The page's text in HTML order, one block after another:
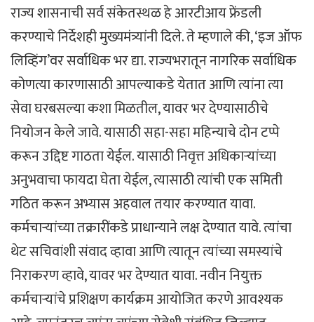
राज्य शासनाची सर्व संकेतस्थळ हे आरटीआय फ्रेंडली
करण्याचे निर्देशही मुख्यमंत्र्यांनी दिले. ते म्हणाले की, ‘इज ऑफ
लिव्हिंग’वर सर्वाधिक भर द्या. राज्यभरातून नागरिक सर्वाधिक
कोणत्या कारणासाठी आपल्याकडे येतात आणि त्यांना त्या
सेवा घरबसल्या कशा मिळतील, यावर भर देण्यासाठीचे
नियोजन केले जावे. यासाठी सहा-सहा महिन्याचे दोन टप्पे
करून उद्दिष्ट गाठता येईल. यासाठी निवृत्त अधिकाऱ्यांच्या
अनुभवाचा फायदा घेता येईल, त्यासाठी त्यांची एक समिती
गठित करून अभ्यास अहवाल तयार करण्यात यावा.
कर्मचाऱ्यांच्या तक्रारींकडे प्राधान्याने लक्ष देण्यात यावे. त्यांचा
थेट सचिवांशी संवाद व्हावा आणि त्यातून त्यांच्या समस्यांचे
निराकरण व्हावे, यावर भर देण्यात यावा. नवीन नियुक्त
कर्मचाऱ्यांचे प्रशिक्षण कार्यक्रम आयोजित करणे आवश्यक